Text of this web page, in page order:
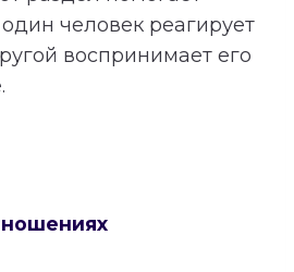
человек реагирует
воспринимает его